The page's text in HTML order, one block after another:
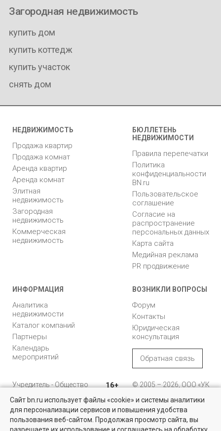
Дома, дачи и участки
У нас более 6 тысяч предложений загородной недвижимости от
Загородная недвижимость
купить дом
купить коттедж
купить участок
снять дом
НЕДВИЖИМОСТЬ
Продажа квартир
Продажа комнат
Аренда квартир
Аренда комнат
Элитная
недвижимость
Загородная
недвижимость
Коммерческая
недвижимость
БЮЛЛЕТЕНЬ
НЕДВИЖИМОСТИ
Правила перепечатки
Политика
конфиденциальности
BN.ru
Пользовательское
соглашение
Согласие на
распространение
персональных данных
Карта сайта
Медийная реклама
PR продвижение
ИНФОРМАЦИЯ
Аналитика
недвижимости
Каталог компаний
Партнеры
Календарь
мероприятий
ВОЗНИКЛИ ВОПРОСЫ
Форум
Контакты
Юридическая
консультация
Обратная связь
Учредитель - Общество
ответственностью
"Управляющая
компания "Бюллетень
недвижимости"
16+
© 2005 – 2026, ООО «УК
196105, Санкт-
Петербург, пр. Юрия
Гагарина, 1
Сайт bn.ru использует файлы «cookie» и системы аналитики
для персонализации сервисов и повышения удобства
пользования веб-сайтом. Продолжая просмотр сайта, вы